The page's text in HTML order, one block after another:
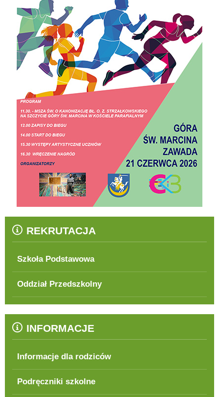
REKRUTACJA
Szkoła Podstawowa
Oddział Przedszkolny
INFORMACJE
Informacje dla rodziców
Podręczniki szkolne